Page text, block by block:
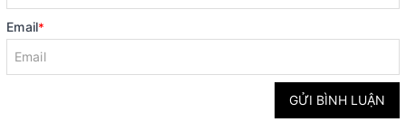
Email*
GỬI BÌNH LUẬN